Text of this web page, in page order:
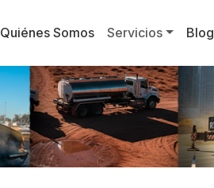
Quiénes Somos Servicios Blog